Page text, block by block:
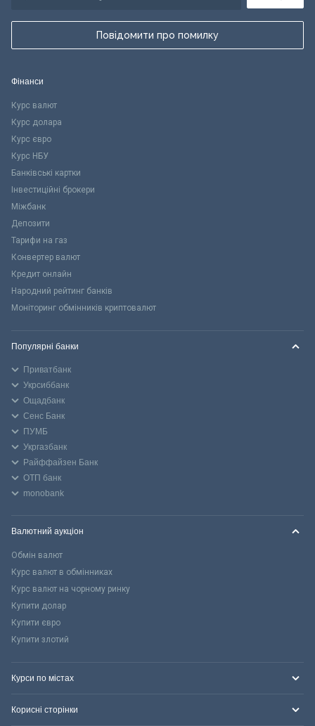
Повідомити про помилку
Фінанси
Курс валют
Курс долара
Курс євро
Курс НБУ
Банківські картки
Інвестиційні брокери
Міжбанк
Депозити
Тарифи на газ
Конвертер валют
Кредит онлайн
Народний рейтинг банків
Моніторинг обмінників криптовалют
Популярні банки
Приватбанк
Укрсиббанк
Ощадбанк
Сенс Банк
ПУМБ
Укргазбанк
Райффайзен Банк
ОТП банк
monobank
Валютний аукціон
Обмін валют
Курс валют в обмінниках
Курс валют на чорному ринку
Купити долар
Купити євро
Купити злотий
Курси по містах
Корисні сторінки